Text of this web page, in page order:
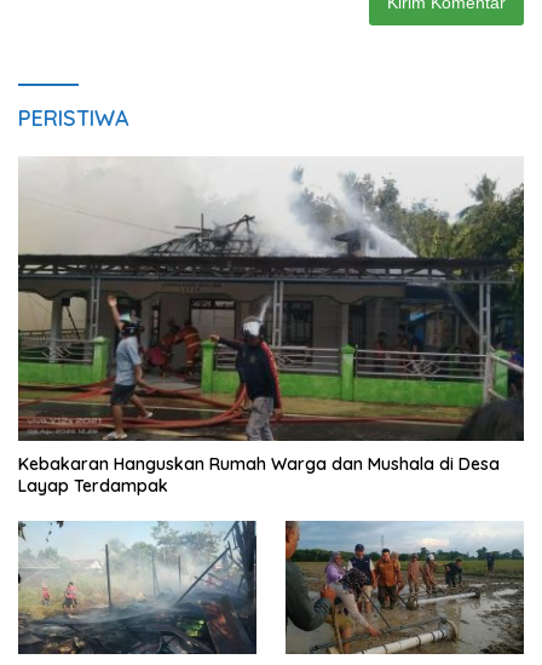
PERISTIWA
Kebakaran Hanguskan Rumah Warga dan Mushala di Desa
Layap Terdampak